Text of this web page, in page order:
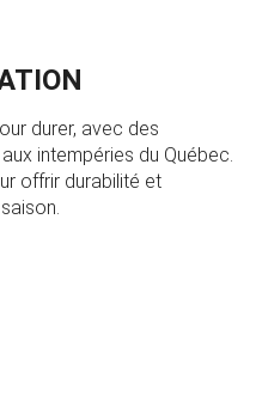
durer, avec des
intempéries du Québec.
offrir durabilité et